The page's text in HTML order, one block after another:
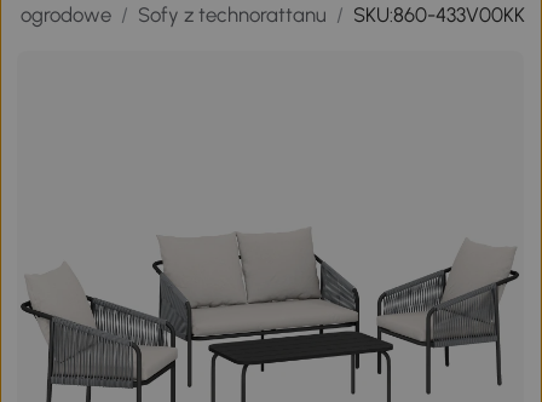
ogrodowe / Sofy z technorattanu / SKU:860-433V00KK